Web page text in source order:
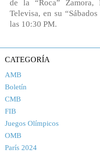
de la “Roca”
Televisa, en su
las 10:30 PM.
CATEGORÍA
AMB
Boletín
CMB
FIB
Juegos Olímpicos
OMB
París 2024